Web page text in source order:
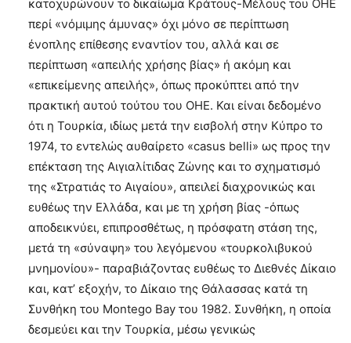
κατοχυρώνουν το δικαίωμα Κράτους-Μέλους του ΟΗΕ
περί «νόμιμης άμυνας» όχι μόνο σε περίπτωση
ένοπλης επίθεσης εναντίον του, αλλά και σε
περίπτωση «απειλής χρήσης βίας» ή ακόμη και
«επικείμενης απειλής», όπως προκύπτει από την
πρακτική αυτού τούτου του ΟΗΕ. Και είναι δεδομένο
ότι η Τουρκία, ιδίως μετά την εισβολή στην Κύπρο το
1974, το εντελώς αυθαίρετο «casus belli» ως προς την
επέκταση της Αιγιαλίτιδας Ζώνης και το σχηματισμό
της «Στρατιάς το Αιγαίου», απειλεί διαχρονικώς και
ευθέως την Ελλάδα, και με τη χρήση βίας -όπως
αποδεικνύει, επιπροσθέτως, η πρόσφατη στάση της,
μετά τη «σύναψη» του λεγόμενου «τουρκολιβυκού
μνημονίου»- παραβιάζοντας ευθέως το Διεθνές Δίκαιο
και, κατ’ εξοχήν, το Δίκαιο της Θάλασσας κατά τη
Συνθήκη του Montego Bay του 1982. Συνθήκη, η οποία
δεσμεύει και την Τουρκία, μέσω γενικώς